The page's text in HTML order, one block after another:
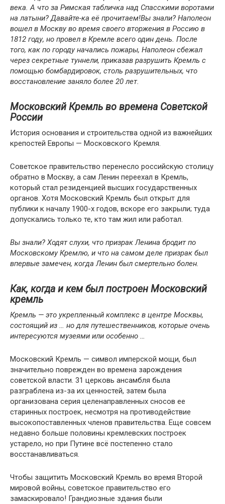
века. А что за Римская табличка над Спасскими воротами
на латыни? Давайте-ка её прочитаем!Вы знали? Наполеон
вошел в Москву во время своего вторжения в Россию в
1812 году, но провел в Кремле всего один день. После
того, как по городу начались пожары, Наполеон сбежал
через секретные туннели, приказав разрушить Кремль с
помощью бомбардировок, столь разрушительных, что
восстановление заняло более 20 лет.
Московский Кремль во времена Советской
России
История основания и строительства одной из важнейших
крепостей Европы — Московского Кремля.
Советское правительство перенесло российскую столицу
обратно в Москву, а сам Ленин переехал в Кремль,
который стал резиденцией высших государственных
органов. Хотя Московский Кремль был открыт для
публики к началу 1900-х годов, вскоре его закрыли; туда
допускались только те, кто там жил или работал.
Вы знали? Ходят слухи, что призрак Ленина бродит по
Московскому Кремлю, и что на самом деле призрак был
впервые замечен, когда Ленин был смертельно болен.
Как, когда и кем был построен Московский
кремль
Кремль — это укрепленный комплекс в центре Москвы,
состоящий из … но для путешественников, которые очень
интересуются музеями или особенно …
Московский Кремль — символ имперской мощи, был
значительно поврежден во времена зарождения
советской власти. 31 церковь ансамбля была
разграблена из-за их ценностей, затем была
организована серия целенаправленных сносов ее
старинных построек, несмотря на противодействие
высокопоставленных членов правительства. Еще совсем
недавно больше половины кремлевских построек
устарело, но при Путине всё постепенно стало
восстанавливаться.
Чтобы защитить Московский Кремль во время Второй
мировой войны, советское правительство его
замаскировало! Грандиозные здания были